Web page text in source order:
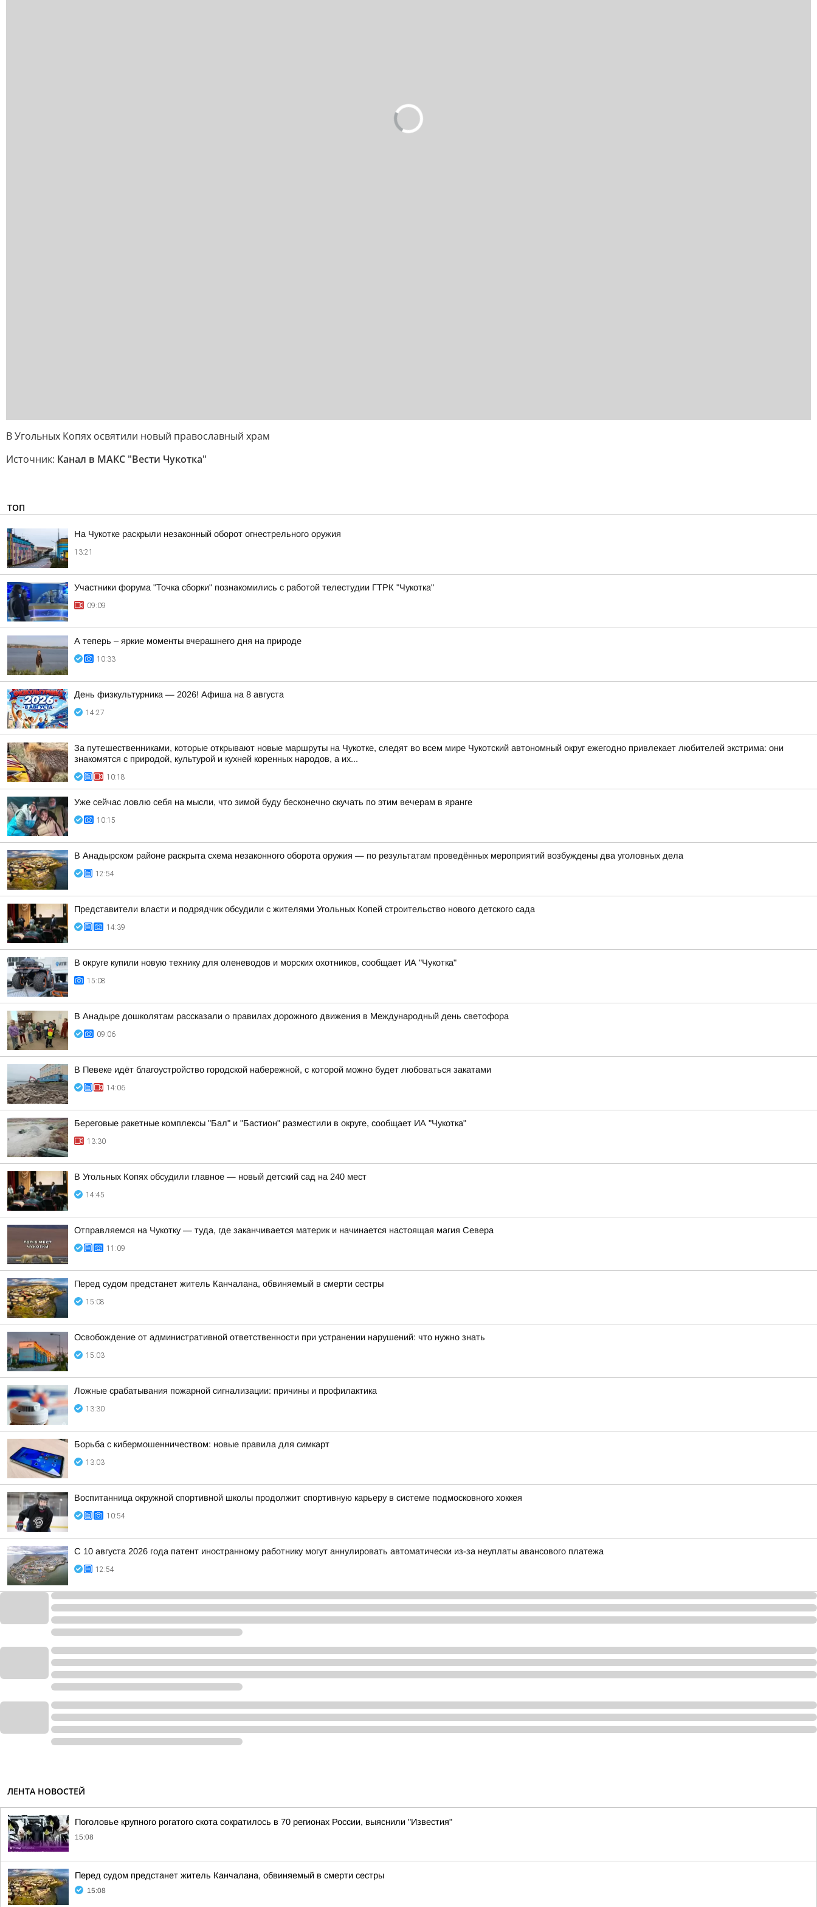
В Угольных Копях освятили новый православный храм
Источник: Канал в МАКС "Вести Чукотка"
ТОП
На Чукотке раскрыли незаконный оборот огнестрельного оружия
13:21
Участники форума "Точка сборки" познакомились с работой телестудии ГТРК "Чукотка"
09:09
А теперь – яркие моменты вчерашнего дня на природе
10:33
День физкультурника — 2026! Афиша на 8 августа
14:27
За путешественниками, которые открывают новые маршруты на Чукотке, следят во всем мире Чукотский автономный округ ежегодно привлекает любителей экстрима: они
знакомятся с природой, культурой и кухней коренных народов, а их...
10:18
Уже сейчас ловлю себя на мысли, что зимой буду бесконечно скучать по этим вечерам в яранге
10:15
В Анадырском районе раскрыта схема незаконного оборота оружия — по результатам проведённых мероприятий возбуждены два уголовных дела
12:54
Представители власти и подрядчик обсудили с жителями Угольных Копей строительство нового детского сада
14:39
В округе купили новую технику для оленеводов и морских охотников, сообщает ИА "Чукотка"
15:08
В Анадыре дошколятам рассказали о правилах дорожного движения в Международный день светофора
09:06
В Певеке идёт благоустройство городской набережной, с которой можно будет любоваться закатами
14:06
Береговые ракетные комплексы "Бал" и "Бастион" разместили в округе, сообщает ИА "Чукотка"
13:30
В Угольных Копях обсудили главное — новый детский сад на 240 мест
14:45
Отправляемся на Чукотку — туда, где заканчивается материк и начинается настоящая магия Севера
11:09
Перед судом предстанет житель Канчалана, обвиняемый в смерти сестры
15:08
Освобождение от административной ответственности при устранении нарушений: что нужно знать
15:03
Ложные срабатывания пожарной сигнализации: причины и профилактика
13:30
Борьба с кибермошенничеством: новые правила для симкарт
13:03
Воспитанница окружной спортивной школы продолжит спортивную карьеру в системе подмосковного хоккея
10:54
С 10 августа 2026 года патент иностранному работнику могут аннулировать автоматически из-за неуплаты авансового платежа
12:54
ЛЕНТА НОВОСТЕЙ
Поголовье крупного рогатого скота сократилось в 70 регионах России, выяснили "Известия"
15:08
Перед судом предстанет житель Канчалана, обвиняемый в смерти сестры
15:08